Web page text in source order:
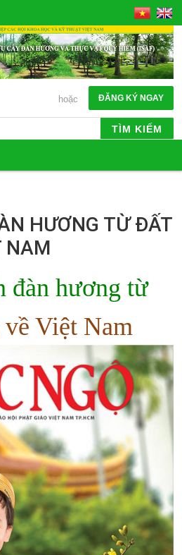
ĐĂNG KÝ NGAY
hoặc
TÌM KIẾM
HƯƠNG TỪ ĐẤT
NAM
đàn hương từ
về Việt Nam